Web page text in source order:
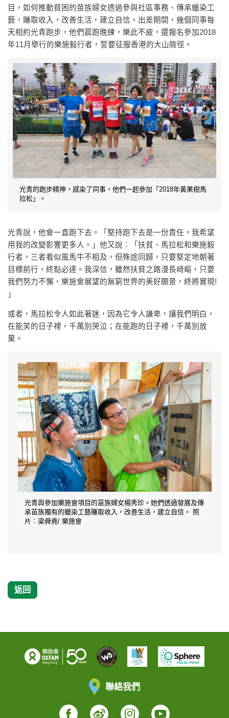
目，如何推動貧困的苗族婦女透過參與社區事務、傳承蠟染工
藝，賺取收入，改善生活，建立自信。出差期間，幾個同事每
天相約光青跑步，他們晨跑晚練，樂此不疲，還報名參加2018
年11月舉行的樂施毅行者，誓要征服香港的大山險徑。
光青的跑步精神，感染了同事，他們一起參加「2018年黃果樹馬
拉松」。
光青說，他會一直跑下去。「堅持跑下去是一份責任，我希望
用我的改變影響更多人。」他又說︰「扶貧、馬拉松和樂施毅
行者，三者看似風馬牛不相及，但殊途同歸，只要堅定地朝著
目標前行，終點必達。我深信，雖然扶貧之路漫長崎嶇，只要
我們努力不懈，樂施會展望的無窮世界的美好願景，終將實現!
」
或者，馬拉松令人如此著迷，因為它令人謙卑，讓我們明白，
在能笑的日子裡，千萬別哭泣；在能跑的日子裡，千萬別放
棄。
光青與參加樂施會項目的苗族婦女楊秀珍。她們透過發展及傳
承苗族獨有的蠟染工藝賺取收入，改善生活，建立自信。 照
片︰梁舜堯/ 樂施會
返回
聯絡我們